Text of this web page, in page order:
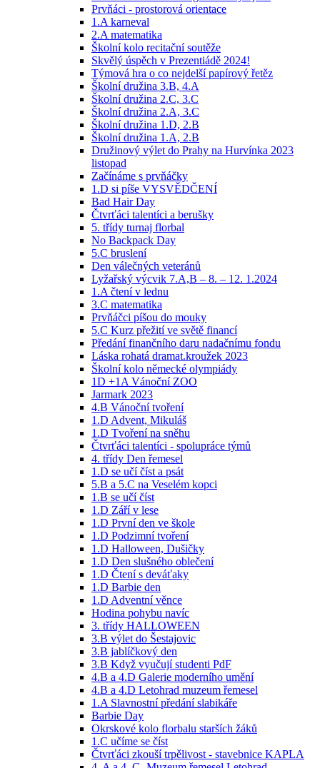
Prvňáci - prostorová orientace
1.A karneval
2.A matematika
Školní kolo recitační soutěže
Skvělý úspěch v Prezentiádě 2024!
Týmová hra o co nejdelší papírový řetěz
Školní družina 3.B, 4.A
Školní družina 2.C, 3.C
Školní družina 2.A, 3.C
Školní družina 1.D, 2.B
Školní družina 1.A, 2.B
Družinový výlet do Prahy na Hurvínka 2023
listopad
Začínáme s prvňáčky
1.D si píše VYSVĚDČENÍ
Bad Hair Day
Čtvrťáci talentíci a berušky
5. třídy turnaj florbal
No Backpack Day
5.C bruslení
Den válečných veteránů
Lyžařský výcvik 7.A,B – 8. – 12. 1.2024
1.A čtení v lednu
3.C matematika
Prvňáčci píšou do mouky
5.C Kurz přežití ve světě financí
Předání finančního daru nadačnímu fondu
Láska rohatá dramat.kroužek 2023
Školní kolo německé olympiády
1D +1A Vánoční ZOO
Jarmark 2023
4.B Vánoční tvoření
1.D Advent, Mikuláš
1.D Tvoření na sněhu
Čtvrťáci talentíci - spolupráce týmů
4. třídy Den řemesel
1.D se učí číst a psát
5.B a 5.C na Veselém kopci
1.B se učí číst
1.D Září v lese
1.D První den ve škole
1.D Podzimní tvoření
1.D Halloween, Dušičky
1.D Den slušného oblečení
1.D Čtení s deváťaky
1.D Barbie den
1.D Adventní věnce
Hodina pohybu navíc
3. třídy HALLOWEEN
3.B výlet do Šestajovic
3.B jablíčkový den
3.B Když vyučují studenti PdF
4.B a 4.D Galerie moderního umění
4.B a 4.D Letohrad muzeum řemesel
1.A Slavnostní předání slabikáře
Barbie Day
Okrskové kolo florbalu starších žáků
1.C učíme se číst
Čtvrťáci zkouší trpělivost - stavebnice KAPLA